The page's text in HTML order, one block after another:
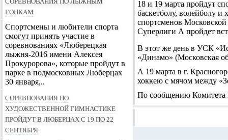
18 и 19 марта пройдут
баскетболу, волейболу и
спортсменов
Суперлиги А пройдет
В этот же день в УСК
«Динамо» (Московская
А 19 марта в г.
хоккею с мячом между
По сообщению Комитета
гонкам
Спортсмены и любители спорта
смогут принять участие в
соревнованиях «Люберецкая
лыжня-2016 имени Алексея
Прокуророва», которые пройдут в
парке в подмосковных Люберцах
30 января,..
Соревнования по
художественной гимнастике
пройдут в Люберцах с 19 по 22
сентября